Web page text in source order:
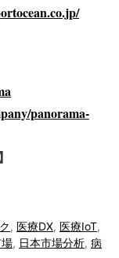
panorama-
, 医療DX, 医療IoT,
, 日本市場分析, 病